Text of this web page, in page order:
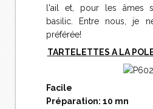
l'ail et, pour les âmes
basilic. Entre nous, je
préférée!
TARTELETTES A LA
Facile
Préparation: 10 mn